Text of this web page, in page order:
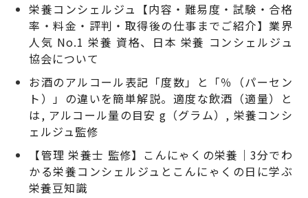
栄養コンシェルジュ【内容・難易度・試験・合格
率・料金・評判・取得後の仕事までご紹介】業界
人気 No.1 栄養 資格、日本 栄養 コンシェルジュ
協会について
お酒のアルコール表記「度数」と「％（パーセン
ト）」の違いを簡単解説。適度な飲酒（適量）と
は, アルコール量の目安 g（グラム）, 栄養コンシ
ェルジュ監修
【管理 栄養士 監修】こんにゃくの栄養｜3分でわ
かる栄養コンシェルジュとこんにゃくの日に学ぶ
栄養豆知識